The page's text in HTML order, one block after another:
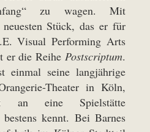
zu wagen. Mit
Stück, das er für
Visual Performing Arts
er die Reihe Postscriptum.
einmal seine langjährige
Theater in Köln,
an eine Spielstätte
kennt. Bei Barnes